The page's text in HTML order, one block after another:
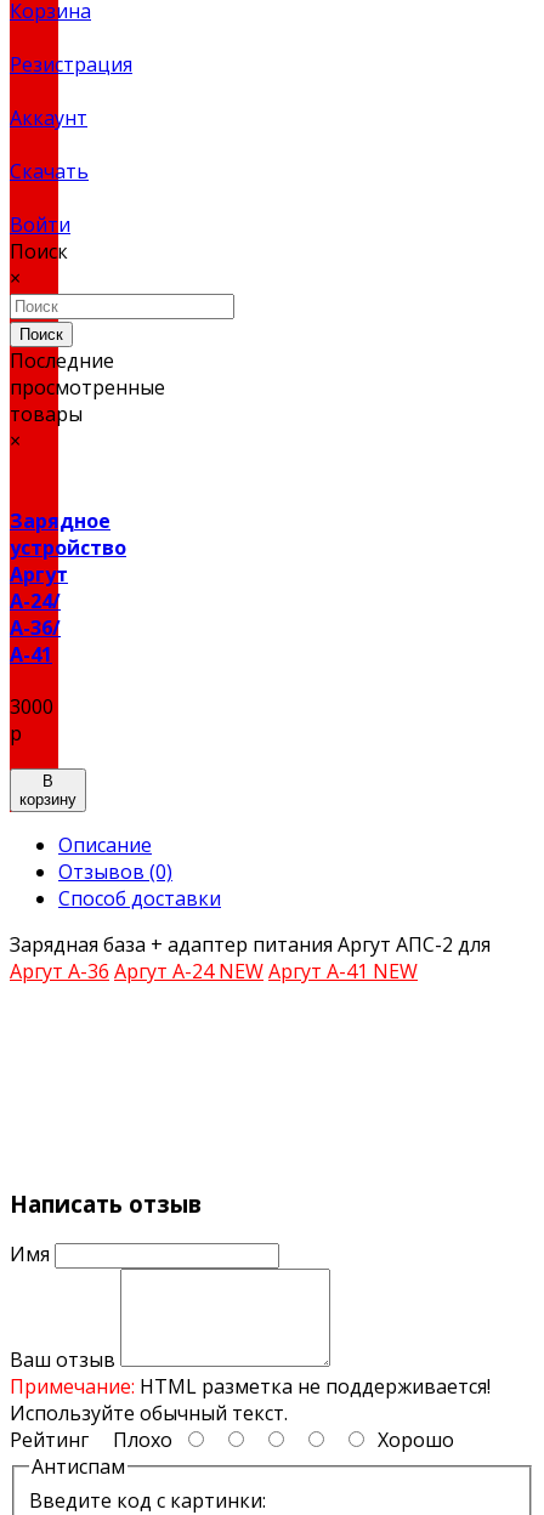
Корзина
Резистрация
Аккаунт
Скачать
Войти
Поиск
×
Поиск
Последние
просмотренные
товары
×
Зарядное
устройство
Аргут
А-24/
А-36/
А-41
3000
р
В
корзину
Описание
Отзывов (0)
Способ доставки
Зарядная база + адаптер питания Аргут АПС-2 для
Аргут А-36 Аргут А-24 NEWАргут А-41 NEW
Написать отзыв
Имя
Ваш отзыв
Примечание: HTML разметка не поддерживается!
Используйте обычный текст.
Рейтинг Плохо
Хорошо
Антиспам
Введите код с картинки: